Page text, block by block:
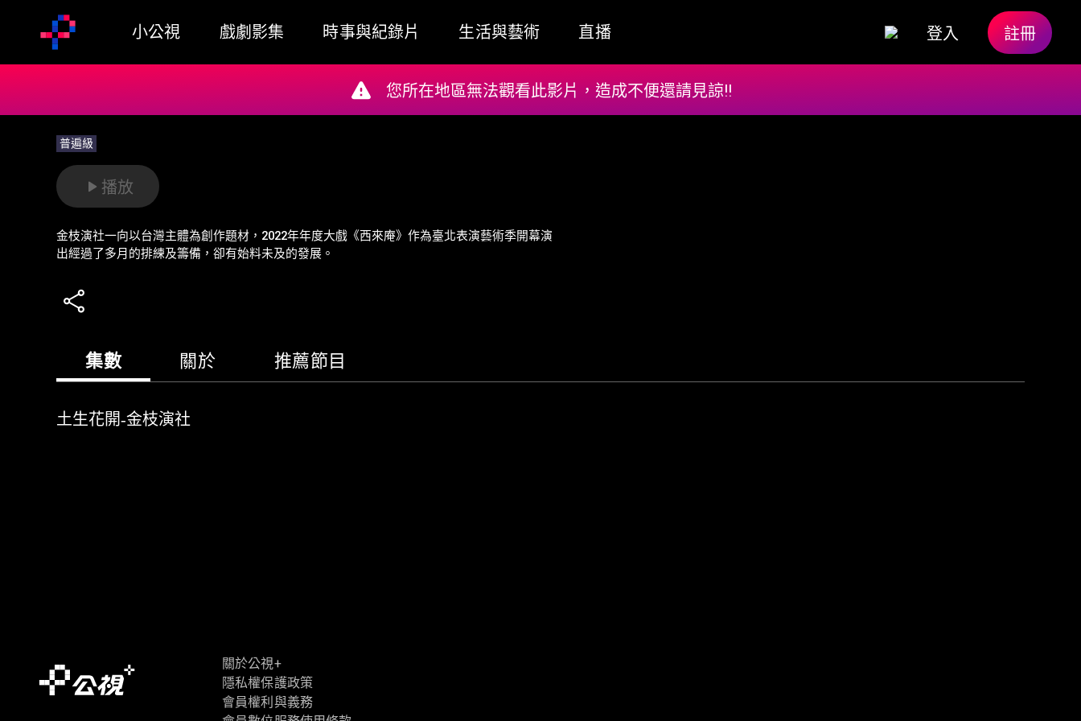
小公視 戲劇影集 時事與紀錄片 生活與藝術 直播 登入 註冊
普遍級
播放
金枝演社一向以台灣主體為創作題材，2022年年度大戲《西來庵》作為臺北表演藝術季開幕演
出經過了多月的排練及籌備，卻有始料未及的發展。
集數 關於 推薦節目
土生花開-金枝演社
您所在地區無法觀看此影片，造成不便還請見諒!!
關於公視+
隱私權保護政策
會員權利與義務